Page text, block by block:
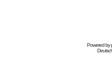
Powered by